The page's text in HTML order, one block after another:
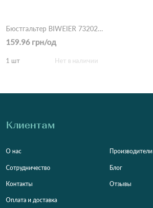
Бюстгальтер BIWEIER 73202#D 5,2 Пудра
159.96 грн/од
1 шт Нет в наличии
Клиентам
О нас
Сотрудничество
Контакты
Оплата и доставка
Производители
Блог
Отзывы